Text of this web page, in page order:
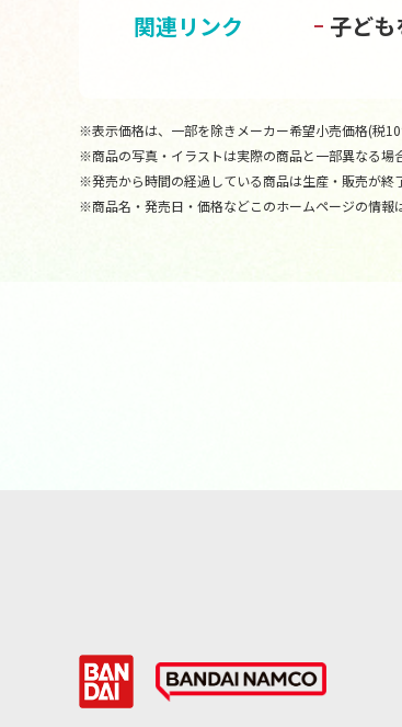
関連リンク
子ど
※表示価格は、一部を除きメーカー希望小売価格(税
※商品の写真・イラストは実際の商品と一部異なる場
※発売から時間の経過している商品は生産・販売が終
※商品名・発売日・価格などこのホームページの情報